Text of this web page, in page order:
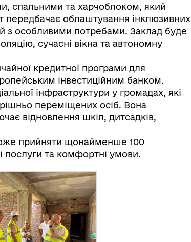
спальними та харчоблоком, який
передбачає облаштування інклюзивних
з особливими потребами. Заклад буде
сучасні вікна та автономну
кредитної програми для
інвестиційним банком.
інфраструктури у громадах, які
переміщених осіб. Вона
відновлення шкіл, дитсадків,
прийняти щонайменше 100
послуги та комфортні умови.